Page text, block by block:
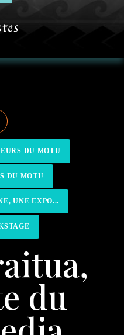
DU MOTU
DU MOTU
UNE EXPO...
du